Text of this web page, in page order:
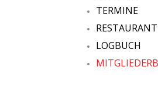
TERMINE
RESTAURANT
LOGBUCH